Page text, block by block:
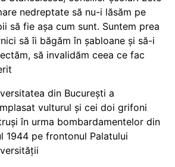
nedreptate să nu-i lăsăm pe
să fie așa cum sunt. Suntem prea
să îi băgăm în șabloane și să-i
să invalidăm ceea ce fac
din București a
vulturul și cei doi grifoni
în urma bombardamentelor din
1944 pe frontonul Palatului